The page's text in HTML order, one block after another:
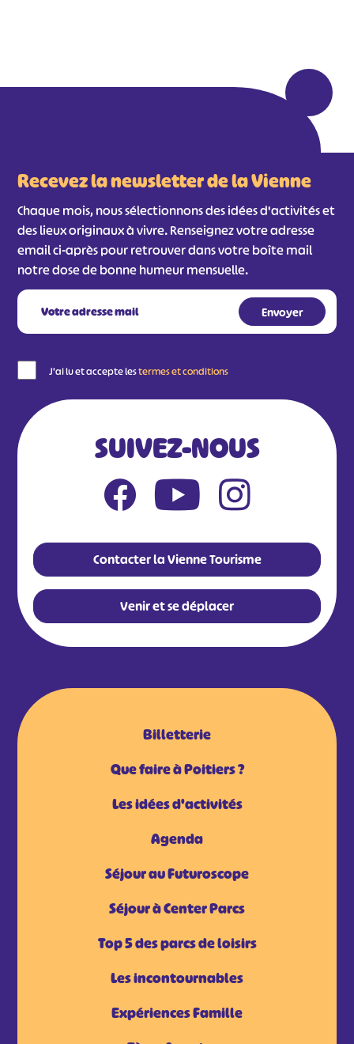
Recevez la newsletter de la Vienne
Chaque mois, nous sélectionnons des idées d'activités et
des lieux originaux à vivre. Renseignez votre adresse
email ci-après pour retrouver dans votre boîte mail
notre dose de bonne humeur mensuelle.
J'ai lu et accepte lestermes et conditions
SUIVEZ-NOUS
Contacter la Vienne Tourisme
Venir et se déplacer
Billetterie
Que faire à Poitiers ?
Les idées d'activités
Agenda
Séjour au Futuroscope
Séjour à Center Parcs
Top 5 des parcs de loisirs
Les incontournables
Expériences Famille